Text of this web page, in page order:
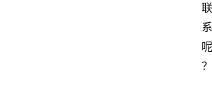
联
系
呢
？